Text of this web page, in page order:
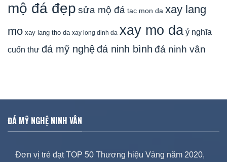
mộ đá đẹp sửa mộ đá tac mon da xay lang
mo xay lang tho da xay long dinh da xay mo da ý nghĩa
cuốn thư đá mỹ nghệđá ninh bình đá ninh vân
ĐÁ MỸ NGHỆ NINH VÂN
Đơn vị trẻ đạt TOP 50 Thương hiệu Vàng năm 2020,